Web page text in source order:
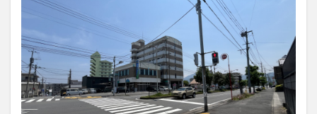
姫島村
子ども服
子育て
宇佐市
屋台
平和市民公園能楽堂
庄内町カフェ
府内 投票 挾間町
新幹線
新店
日出 日出町 日田市
昆虫食
明豊
書店 期間限定 本
杵築市